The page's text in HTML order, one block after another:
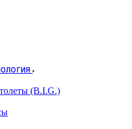
(B.I.G.)